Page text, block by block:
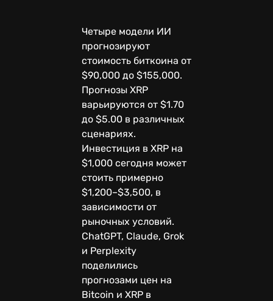
Четыре модели ИИ
прогнозируют
стоимость биткоина от
$90,000 до $155,000.
Прогнозы XRP
варьируются от $1.70
до $5.00 в различных
сценариях.
Инвестиция в XRP на
$1,000 сегодня может
стоить примерно
$1,200–$3,500, в
зависимости от
рыночных условий.
ChatGPT, Claude, Grok
и Perplexity
поделились
прогнозами цен на
Bitcoin и XRP в